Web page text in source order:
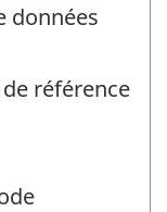
données
référence